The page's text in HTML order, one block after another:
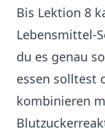
Bis Lektion 8
Lebensmittel-
du es genau
essen solltest
kombinieren